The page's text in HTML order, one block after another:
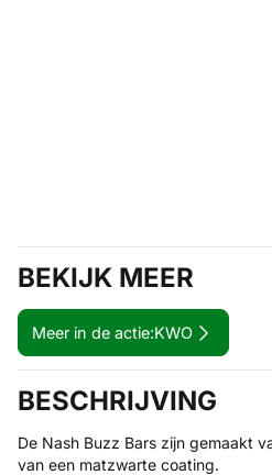
BEKIJK MEER
Meer in de actie:KWO
BESCHRIJVING
De Nash Buzz Bars zijn gemaakt
van een matzwarte coating.